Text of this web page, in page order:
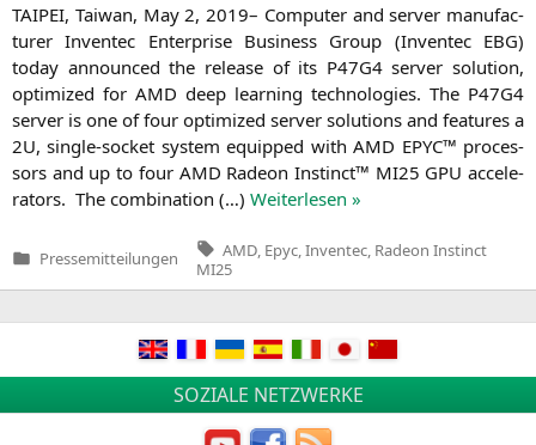
TAIPEI, Tai­wan, May 2, 2019– Com­pu­ter and ser­ver manu­fac­
tu­rer Inven­tec Enter­pri­se Busi­ness Group (Inven­tec EBG)
today announ­ced the release of its P47G4ser­ver solu­ti­on,
opti­mi­zed for AMD deep lear­ning tech­no­lo­gies. The P47G4
ser­ver is one of four opti­mi­zed ser­ver solu­ti­ons and fea­tures a
2U, sin­g­le-socket sys­tem equip­ped withAMD EPYC™ pro­ces­
sors and up to four AMD Rade­on Instinct™ MI25 GPU acce­le­
ra­tors. The com­bi­na­ti­on (…) Wei­ter­le­sen »
Veröffentlicht
Pressemitteilungen
Tags:
AMD Epyc Inventec Radeon Instinct
MI25
SOZIALE NETZWERKE